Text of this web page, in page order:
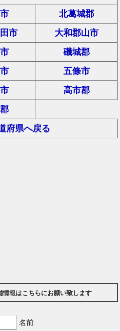
北葛城郡
市
大和郡山市
磯城郡
五條市
高市郡
府県へ戻る
情報はこちらにお願い致します
名前